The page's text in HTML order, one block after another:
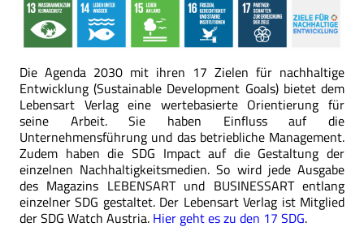
Die Agenda 2030 mit ihren 17 Zielen für nachhaltige
Entwicklung (Sustainable Development Goals) bietet dem
Lebensart Verlag eine wertebasierte Orientierung für
seine Arbeit. Sie haben Einfluss auf die
Unternehmensführung und das betriebliche Management.
Zudem haben die SDG Impact auf die Gestaltung der
einzelnen Nachhaltigkeitsmedien. So wird jede Ausgabe
des Magazins LEBENSART und BUSINESSART entlang
einzelner SDG gestaltet. Der Lebensart Verlag ist Mitglied
der SDG Watch Austria. Hier geht es zu den 17 SDG.